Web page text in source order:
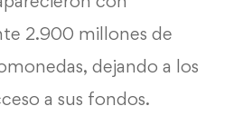
2.900 millones de
dejando a los
a sus fondos.